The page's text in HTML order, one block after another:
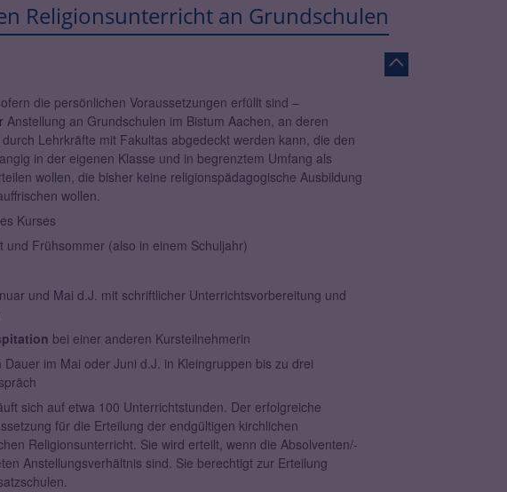
Religionsunterricht an Grundschulen
die persönlichen Voraussetzungen erfüllt sind –
an Grundschulen im Bistum Aachen, an deren
Lehrkräfte mit Fakultas abgedeckt werden kann, die den
in der eigenen Klasse und in begrenztem Umfang als
wollen, die bisher keine religionspädagogische Ausbildung
wollen.
Kurses
und Frühsommer (also in einem Schuljahr)
und Mai d.J. mit schriftlicher Unterrichtsvorbereitung und
bei einer anderen Kursteilnehmerin
im Mai oder Juni d.J. in Kleingruppen bis zu drei
sich auf etwa 100 Unterrichtstunden. Der erfolgreiche
für die Erteilung der endgültigen kirchlichen
Religionsunterricht. Sie wird erteilt, wenn die Absolventen/-
Anstellungsverhältnis sind. Sie berechtigt zur Erteilung